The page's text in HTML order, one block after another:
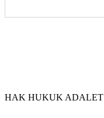
HAK HUKUK ADALET